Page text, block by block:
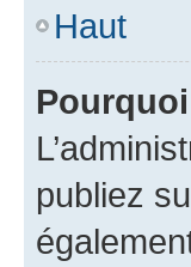
Haut
publiez